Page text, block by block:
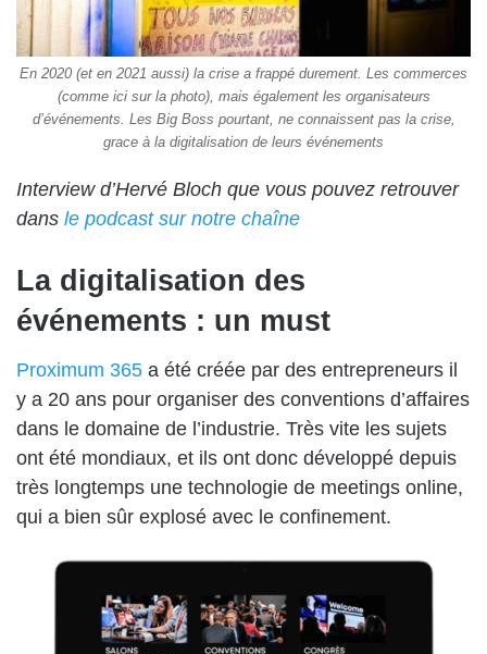
En 2020 (et en 2021 aussi) la crise a frappé durement. Les commerces
(comme ici sur la photo), mais également les organisateurs
d’événements. Les Big Boss pourtant, ne connaissent pas la crise,
grace à la digitalisation de leurs événements
Interview d’Hervé Bloch que vous pouvez retrouver
dans le podcast sur notre chaîne
La digitalisation des
événements : un must
Proximum 365 a été créée par des entrepreneurs il
y a 20 ans pour organiser des conventions d’affaires
dans le domaine de l’industrie. Très vite les sujets
ont été mondiaux, et ils ont donc développé depuis
très longtemps une technologie de meetings online,
qui a bien sûr explosé avec le confinement.